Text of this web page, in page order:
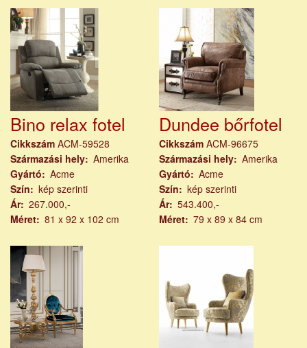
Bino relax fotel
Cikkszám ACM-59528
Származási hely Amerika
Gyártó
Acme
Szín
kép szerinti
Ár 267.000,-
Méret 81 x 92 x 102 cm
Dundee bőrfotel
Cikkszám ACM-96675
Származási hely
Amerika
Gyártó
Acme
Szín
kép szerinti
Ár
543.400,-
Méret
79 x 89 x 84 cm